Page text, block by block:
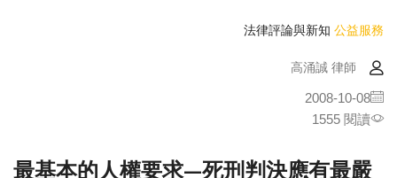
法律評論與新知 公益服務
高涌誠 律師
2008-10-08
1555 閱讀
最基本的人權要求—死刑判決應有最嚴